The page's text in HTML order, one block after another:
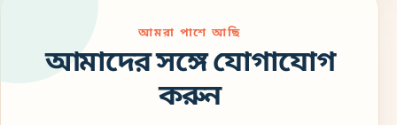
আমরা পাশে আছি
আমাদের সঙ্গে যোগাযোগ
করুন